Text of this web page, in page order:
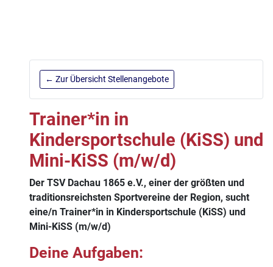
← Zur Übersicht Stellenangebote
Trainer*in in
Kindersportschule (KiSS) und
Mini-KiSS (m/w/d)
Der TSV Dachau 1865 e.V., einer der größten und
traditionsreichsten Sportvereine der Region, sucht
eine/n Trainer*in in Kindersportschule (KiSS) und
Mini-KiSS (m/w/d)
Deine Aufgaben: